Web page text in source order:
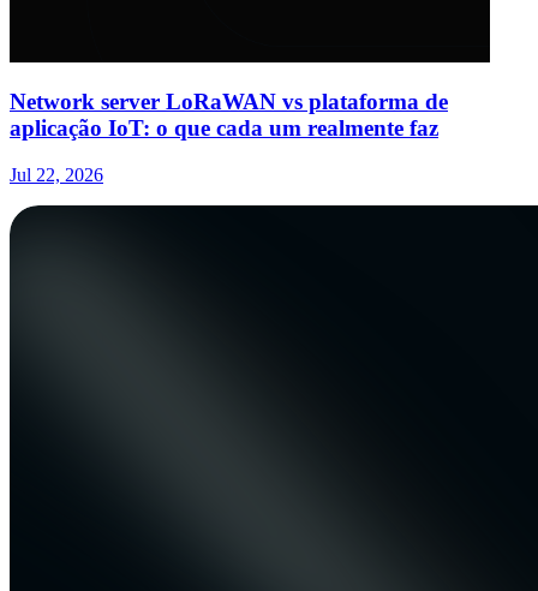
Network server LoRaWAN vs plataforma de
aplicação IoT: o que cada um realmente faz
Jul 22, 2026